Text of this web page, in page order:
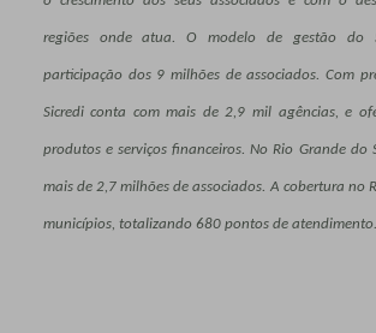
regiões onde atua. O modelo de gestão do
participação dos 9 milhões de associados. Com
Sicredi conta com mais de 2,9 mil agências, e
produtos e serviços financeiros. No Rio Grande do
mais de 2,7 milhões de associados. A cobertura no
municípios, totalizando 680 pontos de atendimento.